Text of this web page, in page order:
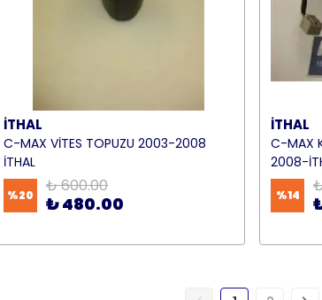
İTHAL
C-MAX VİTES TOPUZU 2003-2008
İTHAL
%20 ₺ 600.00
₺ 480.00
İTHAL
C-MAX
2008-
%14